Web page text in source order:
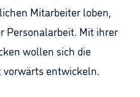
Mitarbeiter loben,
Personalarbeit. Mit ihrer
wollen sich die
entwickeln.